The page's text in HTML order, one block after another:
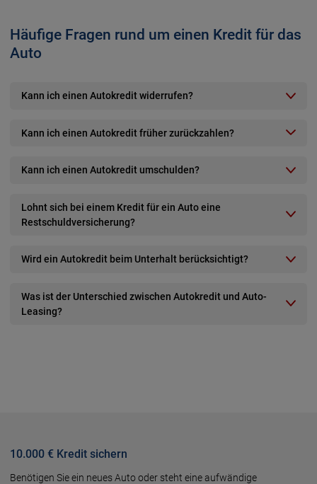
Häufige Fragen rund um einen Kredit für das
Auto
Kann ich einen Autokredit widerrufen?
Kann ich einen Autokredit früher zurückzahlen?
Kann ich einen Autokredit umschulden?
Lohnt sich bei einem Kredit für ein Auto eine
Restschuldversicherung?
Wird ein Autokredit beim Unterhalt berücksichtigt?
Was ist der Unterschied zwischen Autokredit und Auto-
Leasing?
10.000 € Kredit sichern
Benötigen Sie ein neues Auto oder steht eine aufwändige